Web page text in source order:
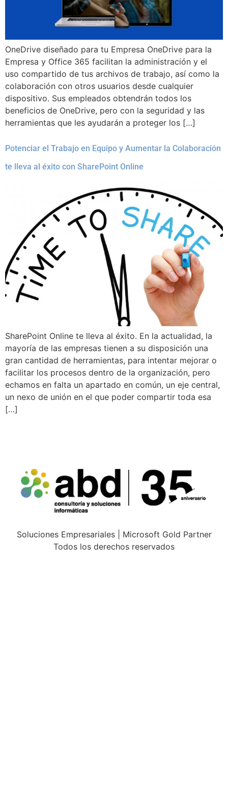
OneDrive diseñado para tu Empresa OneDrive para la
Empresa y Office 365 facilitan la administración y el
uso compartido de tus archivos de trabajo, así como la
colaboración con otros usuarios desde cualquier
dispositivo. Sus empleados obtendrán todos los
beneficios de OneDrive, pero con la seguridad y las
herramientas que les ayudarán a proteger los […]
Potenciar el Trabajo en Equipo y Aumentar la Colaboración
te lleva al éxito con SharePoint Online
SharePoint Online te lleva al éxito. En la actualidad, la
mayoría de las empresas tienen a su disposición una
gran cantidad de herramientas, para intentar mejorar o
facilitar los procesos dentro de la organización, pero
echamos en falta un apartado en común, un eje central,
un nexo de unión en el que poder compartir toda esa
[…]
Soluciones Empresariales | Microsoft Gold Partner
Todos los derechos reservados